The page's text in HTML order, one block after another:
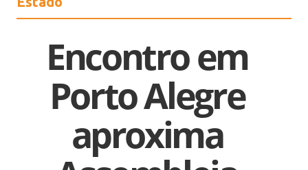
Encontro em
Porto Alegre
aproxima